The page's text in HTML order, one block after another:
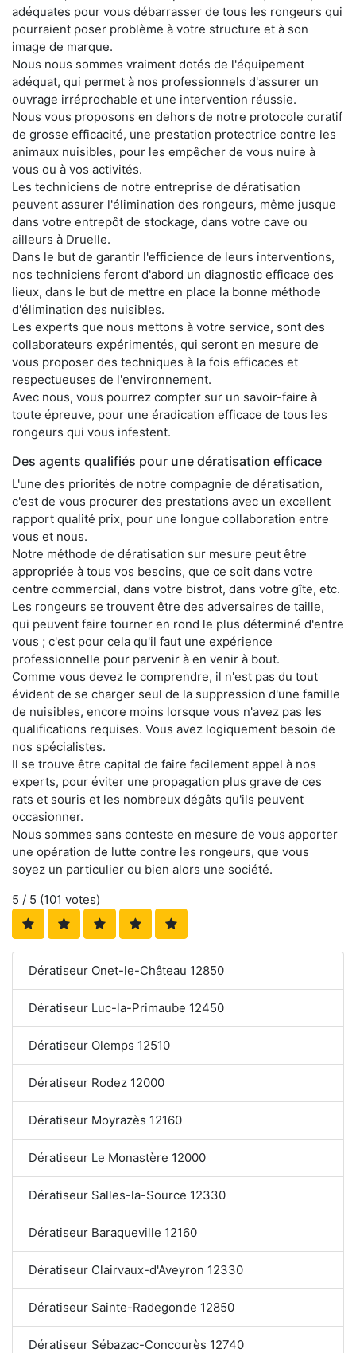
adéquates pour vous débarrasser de tous les rongeurs qui
pourraient poser problème à votre structure et à son
image de marque.
Nous nous sommes vraiment dotés de l'équipement
adéquat, qui permet à nos professionnels d'assurer un
ouvrage irréprochable et une intervention réussie.
Nous vous proposons en dehors de notre protocole curatif
de grosse efficacité, une prestation protectrice contre les
animaux nuisibles, pour les empêcher de vous nuire à
vous ou à vos activités.
Les techniciens de notre entreprise de dératisation
peuvent assurer l'élimination des rongeurs, même jusque
dans votre entrepôt de stockage, dans votre cave ou
ailleurs à Druelle.
Dans le but de garantir l'efficience de leurs interventions,
nos techniciens feront d'abord un diagnostic efficace des
lieux, dans le but de mettre en place la bonne méthode
d'élimination des nuisibles.
Les experts que nous mettons à votre service, sont des
collaborateurs expérimentés, qui seront en mesure de
vous proposer des techniques à la fois efficaces et
respectueuses de l'environnement.
Avec nous, vous pourrez compter sur un savoir-faire à
toute épreuve, pour une éradication efficace de tous les
rongeurs qui vous infestent.
Des agents qualifiés pour une dératisation efficace
L'une des priorités de notre compagnie de dératisation,
c'est de vous procurer des prestations avec un excellent
rapport qualité prix, pour une longue collaboration entre
vous et nous.
Notre méthode de dératisation sur mesure peut être
appropriée à tous vos besoins, que ce soit dans votre
centre commercial, dans votre bistrot, dans votre gîte, etc.
Les rongeurs se trouvent être des adversaires de taille,
qui peuvent faire tourner en rond le plus déterminé d'entre
vous ; c'est pour cela qu'il faut une expérience
professionnelle pour parvenir à en venir à bout.
Comme vous devez le comprendre, il n'est pas du tout
évident de se charger seul de la suppression d'une famille
de nuisibles, encore moins lorsque vous n'avez pas les
qualifications requises. Vous avez logiquement besoin de
nos spécialistes.
Il se trouve être capital de faire facilement appel à nos
experts, pour éviter une propagation plus grave de ces
rats et souris et les nombreux dégâts qu'ils peuvent
occasionner.
Nous sommes sans conteste en mesure de vous apporter
une opération de lutte contre les rongeurs, que vous
soyez un particulier ou bien alors une société.
5 / 5 (101 votes)
Dératiseur Onet-le-Château 12850
Dératiseur Luc-la-Primaube 12450
Dératiseur Olemps 12510
Dératiseur Rodez 12000
Dératiseur Moyrazès 12160
Dératiseur Le Monastère 12000
Dératiseur Salles-la-Source 12330
Dératiseur Baraqueville 12160
Dératiseur Clairvaux-d'Aveyron 12330
Dératiseur Sainte-Radegonde 12850
Dératiseur Sébazac-Concourès 12740